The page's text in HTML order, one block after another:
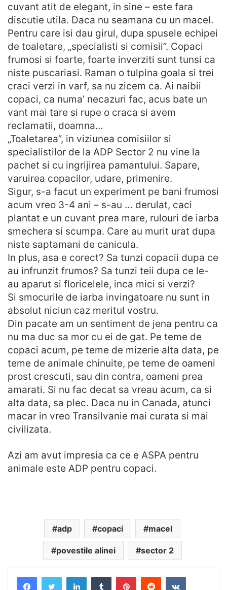
cuvant atit de elegant, in sine – este fara
discutie utila. Daca nu seamana cu un macel.
Pentru care isi dau girul, dupa spusele echipei
de toaletare, „specialisti si comisii”. Copaci
frumosi si foarte, foarte inverziti sunt tunsi ca
niste puscariasi. Raman o tulpina goala si trei
craci verzi in varf, sa nu zicem ca. Ai naibii
copaci, ca numa’ necazuri fac, acus bate un
vant mai tare si rupe o craca si avem
reclamatii, doamna…
„Toaletarea”, in viziunea comisiilor si
specialistilor de la ADP Sector 2 nu vine la
pachet si cu ingrijirea pamantului. Sapare,
varuirea copacilor, udare, primenire.
Sigur, s-a facut un experiment pe bani frumosi
acum vreo 3-4 ani – s-au … derulat, caci
plantat e un cuvant prea mare, rulouri de iarba
smechera si scumpa. Care au murit urat dupa
niste saptamani de canicula.
In plus, asa e corect? Sa tunzi copacii dupa ce
au infrunzit frumos? Sa tunzi teii dupa ce le-
au aparut si floricelele, inca mici si verzi?
Si smocurile de iarba invingatoare nu sunt in
absolut niciun caz meritul vostru.
Din pacate am un sentiment de jena pentru ca
nu ma duc sa mor cu ei de gat. Pe teme de
copaci acum, pe teme de mizerie alta data, pe
teme de animale chinuite, pe teme de oameni
prost crescuti, sau din contra, oameni prea
amarati. Si nu fac decat sa vreau acum, ca si
alta data, sa plec. Daca nu in Canada, atunci
macar in vreo Transilvanie mai curata si mai
civilizata.
Azi am avut impresia ca ce e ASPA pentru
animale este ADP pentru copaci.
adp copaci macel
povestile alinei sector 2
LinkedInTumblrPinterestRedditVKontakte